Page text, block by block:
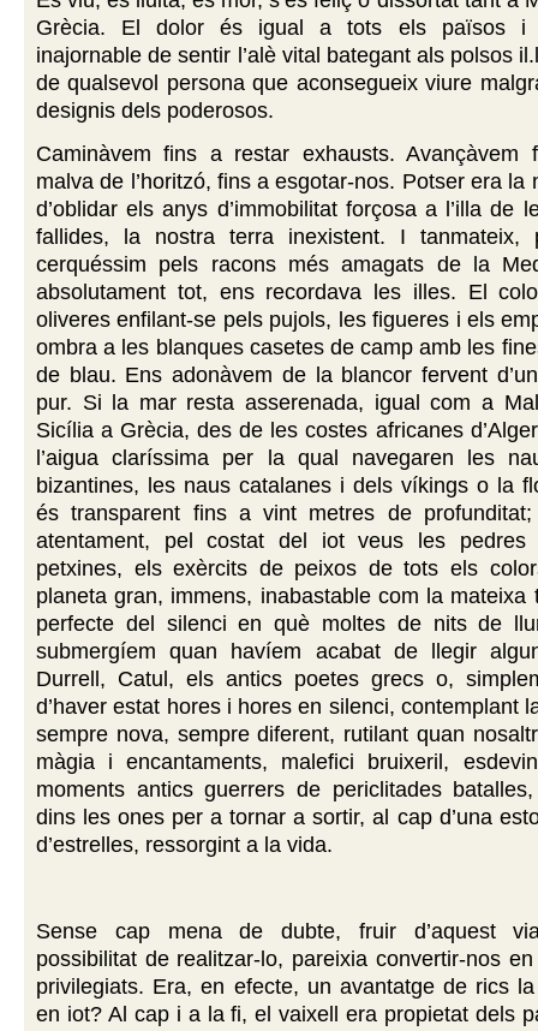
Grècia. El dolor és igual a tots els països i
inajornable de sentir l’alè vital bategant als polsos
de qualsevol persona que aconsegueix viure
designis dels poderosos.
Caminàvem fins a restar exhausts.
malva de l’horitzó, fins a esgotar-nos. Potser era la
d’oblidar els anys d’immobilitat forçosa a l’illa de
fallides, la nostra terra inexistent. I tanmateix,
cerquéssim pels racons més amagats de la
absolutament tot, ens recordava les illes. El
oliveres enfilant-se pels pujols, les figueres i els
ombra a les blanques casetes de camp amb les
de blau. Ens adonàvem de la blancor fervent
pur. Si la mar resta asserenada, igual com a
Sicília a Grècia, des de les costes africanes
l’aigua claríssima per la qual navegaren les
bizantines, les naus catalanes i dels víkings o la
és transparent fins a vint metres de
atentament, pel costat del iot veus les
petxines, els exèrcits de peixos de tots els
planeta gran, immens, inabastable com la mateixa
perfecte del silenci en què moltes de nits de
submergíem quan havíem acabat de llegir
Durrell, Catul, els antics poetes grecs o,
d’haver estat hores i hores en silenci, contemplant
sempre nova, sempre diferent, rutilant quan
màgia i encantaments, malefici bruixeril,
moments antics guerrers de periclitades
dins les ones per a tornar a sortir, al cap d’una
d’estrelles, ressorgint a la vida.
Sense cap mena de dubte, fruir d’aquest
possibilitat de realitzar-lo, pareixia convertir-nos
privilegiats. Era, en efecte, un avantatge de rics
en iot? Al cap i a la fi, el vaixell era propietat dels